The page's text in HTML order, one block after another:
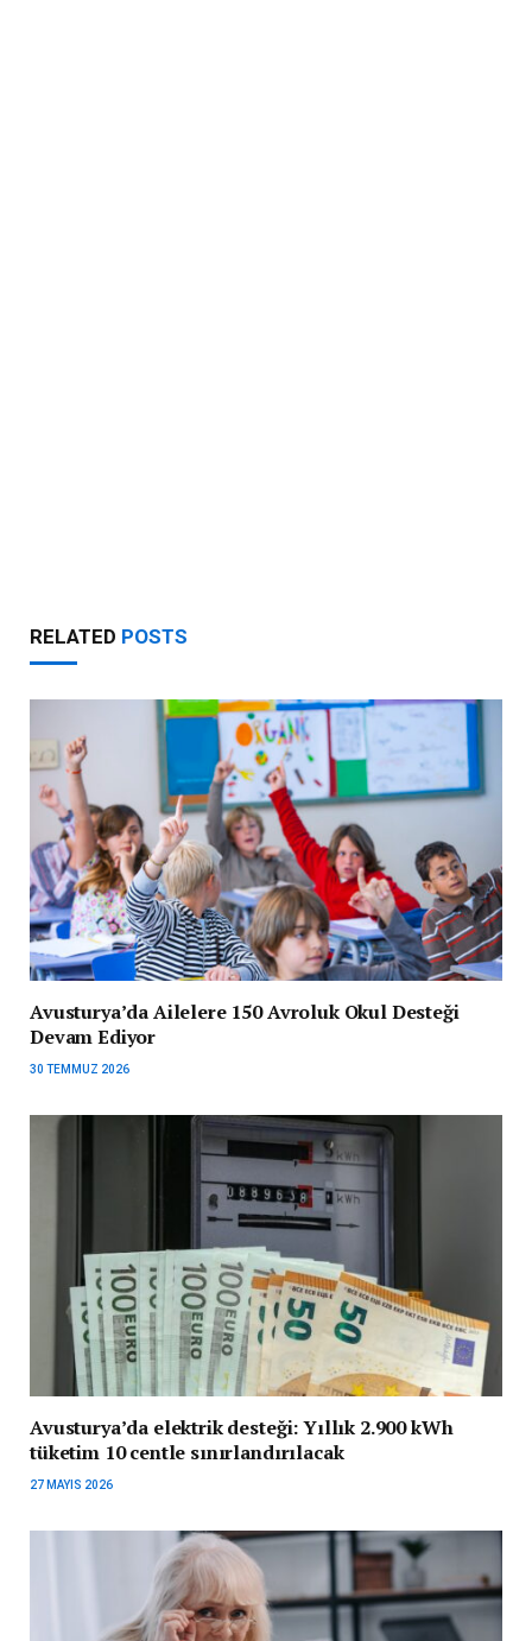
RELATED POSTS
Avusturya’da Ailelere 150 Avroluk Okul Desteği
Devam Ediyor
30 TEMMUZ 2026
Avusturya’da elektrik desteği: Yıllık 2.900 kWh
tüketim 10 centle sınırlandırılacak
27 MAYIS 2026